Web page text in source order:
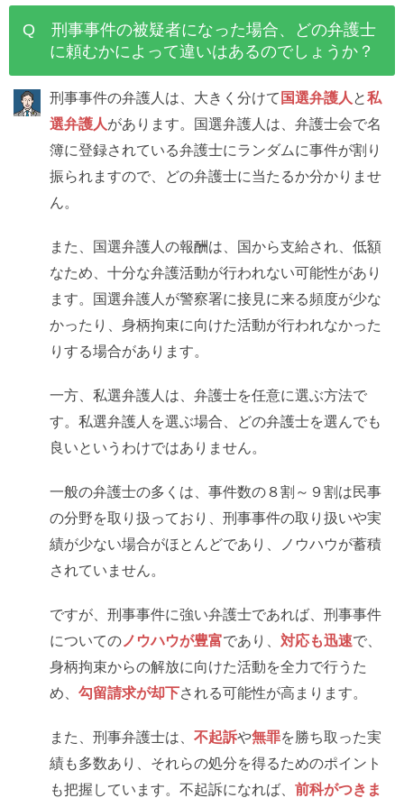
Q 刑事事件の被疑者になった場合、どの弁護士
に頼むかによって違いはあるのでしょうか？
刑事事件の弁護人は、大きく分けて 国選弁護人 と私
選弁護人があります。国選弁護人は、弁護士会で名
簿に登録されている弁護士にランダムに事件が割り
振られますので、どの弁護士に当たるか分かりませ
ん。
また、国選弁護人の報酬は、国から支給され、低額
なため、十分な弁護活動が行われない可能性があり
ます。国選弁護人が警察署に接見に来る頻度が少な
かったり、身柄拘束に向けた活動が行われなかった
りする場合があります。
一方、私選弁護人は、弁護士を任意に選ぶ方法で
す。私選弁護人を選ぶ場合、どの弁護士を選んでも
良いというわけではありません。
一般の弁護士の多くは、事件数の８割～９割は民事
の分野を取り扱っており、刑事事件の取り扱いや実
績が少ない場合がほとんどであり、ノウハウが蓄積
されていません。
ですが、刑事事件に強い弁護士であれば、刑事事件
についての ノウハウが豊富であり、 対応も迅速で、
身柄拘束からの解放に向けた活動を全力で行うた
め、 勾留請求が却下される可能性が高まります。
また、刑事弁護士は、 不起訴や無罪を勝ち取った実
績も多数あり、それらの処分を得るためのポイント
も把握しています。不起訴になれば、 前科がつきま